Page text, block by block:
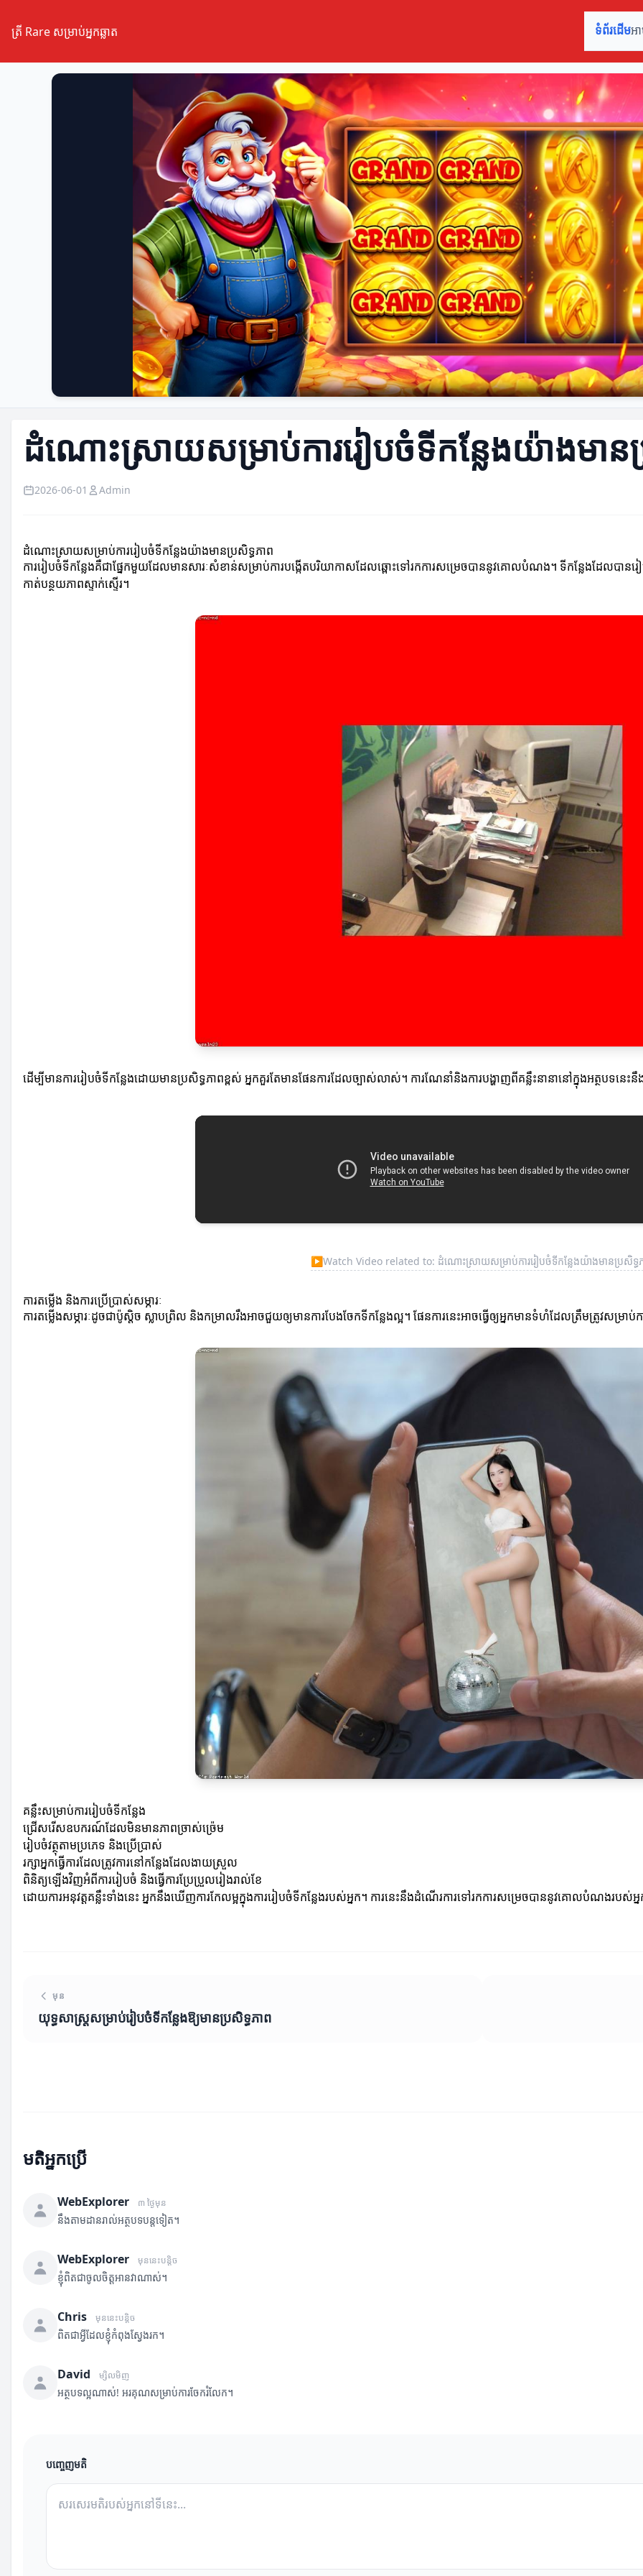
ត្រី Rare សម្រាប់អ្នកឆ្លាត ទំព័រដើមអ
ដំណោះស្រាយសម្រាប់ការរៀបចំទីកន្លែងយ៉ាងមាន
2026-06-01 Admin
ដំណោះស្រាយសម្រាប់ការរៀបចំទីកន្លែងយ៉ាងមានប្រសិទ្ធភាព
ការរៀបចំទីកន្លែងគឺជាផ្នែកមួយដែលមានសារៈសំខាន់សម្រាប់ការបង្កើតបរិយាកាសដែលឆ្ពោះទៅរកការសម្រេចបាននូវគោលបំណង។ ទីកន្លែងដែលប
កាត់បន្ថយភាពស្ទាក់ស្ទើរ។
ដើម្បីមានការរៀបចំទីកន្លែងដោយមានប្រសិទ្ធភាពខ្ពស់ អ្នកគួរតែមានផែនការដែលច្បាស់លាស់។ ការណែនាំនិងការបង្ហាញពីគន្លឹះនានានៅក្នុងអត្ថបទន
▶Watch Video related to: ដំណោះស្រាយសម្រាប់ការរៀបចំទីកន្លែងយ៉ាងមានប្រសិទ្ធ
ការតម្លើង និងការប្រើប្រាស់សម្ភារៈ
ការតម្លើងសម្ភារៈដូចជាប៉ូស្តិច ស្លាបព្រិល និងកម្រាលរឹងអាចជួយឲ្យមានការបែងចែកទីកន្លែងល្អ។ ផែនការនេះអាចធ្វើឲ្យអ្នកមានទំហំដែលត្រឹមត្រូវសម្រាប់កា
គន្លឹះសម្រាប់ការរៀបចំទីកន្លែង
ជ្រើសរើសឧបករណ៍ដែលមិនមានភាពច្រាស់ច្រ៉េម
រៀបចំវត្ថុតាមប្រភេទ និងប្រើប្រាស់
រក្សាអ្នកធ្វើការដែលត្រូវការនៅកន្លែងដែលងាយស្រួល
ពិនិត្យឡើងវិញអំពីការរៀបចំ និងធ្វើការប្រែប្រួលរៀងរាល់ខែ
ដោយការអនុវត្តគន្លឹះទាំងនេះ អ្នកនឹងឃើញការកែលម្អក្នុងការរៀបចំទីកន្លែងរបស់អ្នក។ ការនេះនឹងដំណើរការទៅរកការសម្រេចបាននូវគោលបំណងរបស់អ្
មុន
យុទ្ធសាស្ត្រសម្រាប់រៀបចំទីកន្លែងឱ្យមានប្រសិទ្ធភាព
មតិអ្នកប្រើ
WebExplorer ៣ ថ្ងៃមុន
នឹងតាមដានរាល់អត្ថបទបន្តទៀត។
WebExplorer មុននេះបន្តិច
ខ្ញុំពិតជាចូលចិត្តអានវាណាស់។
Chris មុននេះបន្តិច
ពិតជាអ្វីដែលខ្ញុំកំពុងស្វែងរក។
David ម្សិលមិញ
អត្ថបទល្អណាស់! អរគុណសម្រាប់ការចែករំលែក។
បញ្ចេញមតិ